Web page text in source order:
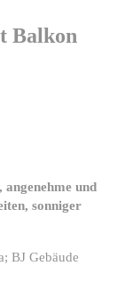
Balkon
und
sonniger
BJ Gebäude